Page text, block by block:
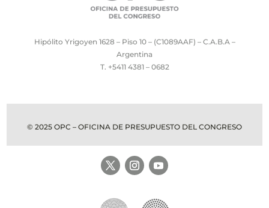
Hipólito Yrigoyen 1628 – Piso 10 – (C1089AAF) – C.A.B.A –
Argentina
T. +5411 4381 – 0682
© 2025 OPC – OFICINA DE PRESUPUESTO DEL CONGRESO